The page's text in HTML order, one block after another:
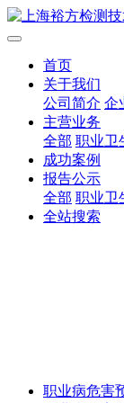
首页
关于我们
公司简介 企
主营业务
全部 职业卫
成功案例
报告公示
全部 职业卫
全站搜索
职业病危害